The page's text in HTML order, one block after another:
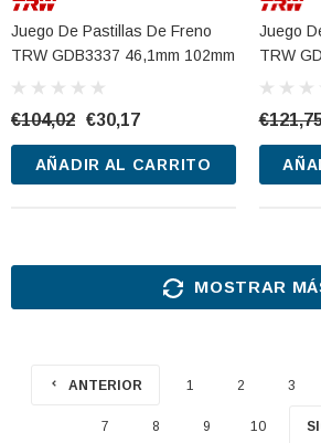
Juego De Pastillas De Freno
TRW GDB3337 46,1mm 102mm
€104,02 €30,17
AÑADIR AL CARRITO
Juego
TRW
MOSTRAR
ANTERIOR 1 2 3
7 8 9 10